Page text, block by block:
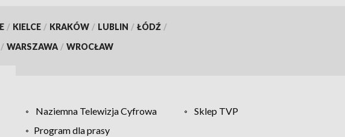
/ KIELCE / KRAKÓW / LUBLIN / ŁÓDŹ /
/ WARSZAWA / WROCŁAW
Naziemna Telewizja Cyfrowa
Sklep TVP
Program dla prasy